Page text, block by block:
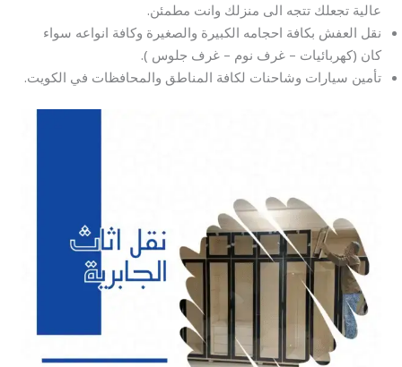
عالية تجعلك تتجه الى منزلك وانت مطمئن.
نقل العفش بكافة احجامه الكبيرة والصغيرة وكافة انواعه سواء
كان (كهربائيات – غرف نوم – غرف جلوس ).
تأمين سيارات وشاحنات لكافة المناطق والمحافظات في الكويت.